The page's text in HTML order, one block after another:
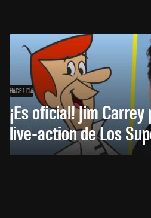
HACE 1 DÍA
¡Es oficial! Jim
live-action de Los